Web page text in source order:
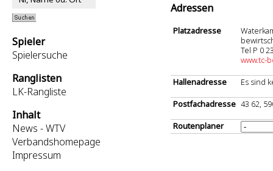
Spieler
Spielersuche
Ranglisten
LK-Rangliste
Inhalt
News - WTV
Verbandshomepage
Impressum
Adressen
Platzadresse
Tel P 0
www.tc-
Hallenadresse
Es sind
Postfachadresse 43 62,
Routenplaner